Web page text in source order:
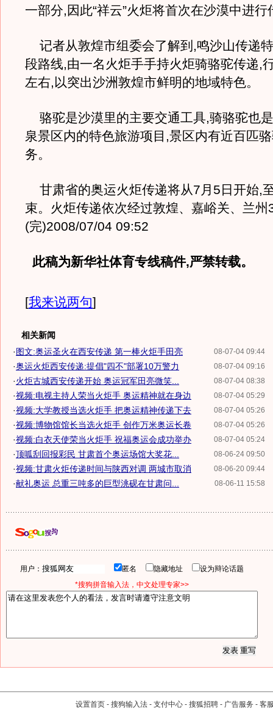
一部分,因此“祥云”火炬将首次在沙漠中进行
记者从敦煌市组委会了解到,鸣沙山传递
段路线,由一名火炬手手持火炬骑骆驼传递,
左右,以突出沙洲敦煌市鲜明的地域特色。
骆驼是沙漠里的主要交通工具,骑骆驼也
泉景区内的特色旅游项目,景区内有近百匹
务。
甘肃省的奥运火炬传递将从7月5日开始,
束。火炬传递依次经过敦煌、嘉峪关、兰州
(完)2008/07/04 09:52
此稿为新华社体育专线稿件,严禁转载。
[我来说两句]
相关新闻
08-07-04 09:44
·图文:奥运圣火在西安传递 第一棒火炬手田亮
08-07-04 09:16
·奥运火炬西安传递:提倡"四不"部署10万警力
08-07-04 08:38
·火炬古城西安传递开始 奥运冠军田亮微笑...
08-07-04 05:29
·视频:电视主持人荣当火炬手 奥运精神就在身边
08-07-04 05:26
·视频:大学教授当选火炬手 把奥运精神传递下去
08-07-04 05:26
·视频:博物馆馆长当选火炬手 创作万米奥运长卷
08-07-04 05:24
·视频:白衣天使荣当火炬手 祝福奥运会成功举办
08-06-24 09:50
·顶呱刮回报彩民 甘肃首个奥运场馆大奖花...
08-06-20 09:44
·视频:甘肃火炬传递时间与陕西对调 两城市取消
08-06-11 15:58
·献礼奥运 总重三吨多的巨型洮砚在甘肃问...
用户： 匿名 隐藏地址
设为辩论话题
*搜狗拼音输入法，中文处理专家>>
设置首页 - 搜狗输入法 - 支付中心 - 搜狐招聘 - 广告服务 - 客